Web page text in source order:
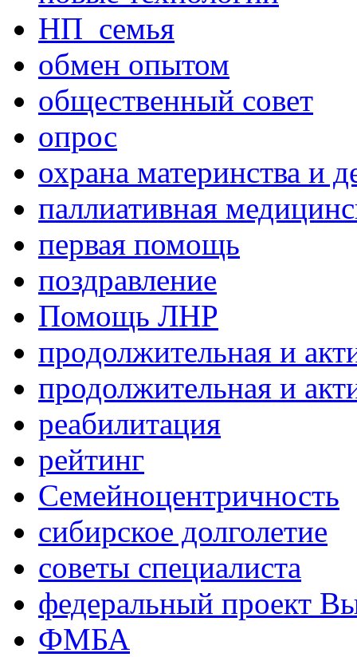
НП_семья
обмен опытом
общественный совет
опрос
охрана материнства и
паллиативная
первая помощь
поздравление
Помощь ЛНР
продолжительная и
продолжительная и
реабилитация
рейтинг
Семейноцентричность
сибирское долголетие
советы специалиста
федеральный проект
ФМБА